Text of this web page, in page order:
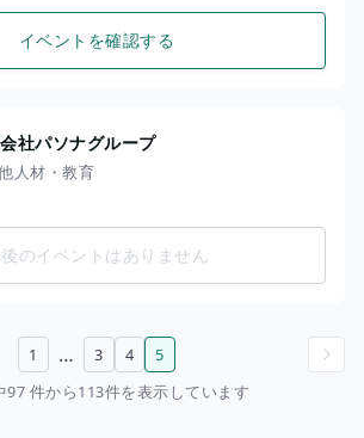
イベントを確認する
社パソナグループ
人材・教育
のイベントはありません
1 … 3 4
5
97 件から113件を表示しています